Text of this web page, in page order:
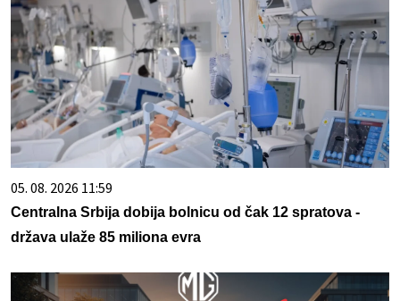
05. 08. 2026 11:59
Centralna Srbija dobija bolnicu od čak 12 spratova -
država ulaže 85 miliona evra